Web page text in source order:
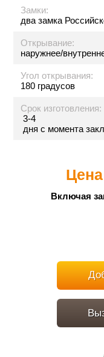
Замки:
два замка
Открывание:
наружнее/
Угол открывания:
180 градусов
Срок изготовления:
3-4
дня с момента
Включая